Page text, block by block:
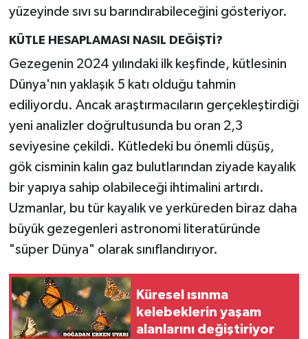
yüzeyinde sıvı su barındırabileceğini gösteriyor.
KÜTLE HESAPLAMASI NASIL DEĞİŞTİ?
Gezegenin 2024 yılındaki ilk keşfinde, kütlesinin
Dünya'nın yaklaşık 5 katı olduğu tahmin
ediliyordu. Ancak araştırmacıların gerçekleştirdiği
yeni analizler doğrultusunda bu oran 2,3
seviyesine çekildi. Kütledeki bu önemli düşüş,
gök cisminin kalın gaz bulutlarından ziyade kayalık
bir yapıya sahip olabileceği ihtimalini artırdı.
Uzmanlar, bu tür kayalık ve yerküreden biraz daha
büyük gezegenleri astronomi literatüründe
"süper Dünya" olarak sınıflandırıyor.
Küresel ısınma
kelebeklerin yaşam
alanlarını değiştiriyor